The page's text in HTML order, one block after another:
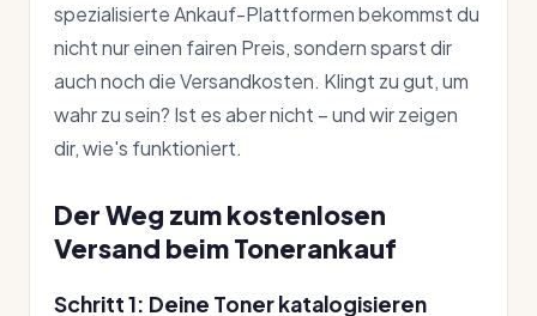
spezialisierte Ankauf-Plattformen bekommst du
nicht nur einen fairen Preis, sondern sparst dir
auch noch die Versandkosten. Klingt zu gut, um
wahr zu sein? Ist es aber nicht – und wir zeigen
dir, wie's funktioniert.
Der Weg zum kostenlosen
Versand beim Tonerankauf
Schritt 1: Deine Toner katalogisieren